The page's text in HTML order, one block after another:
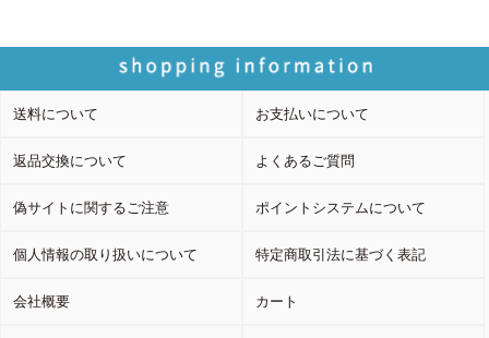
送料について お支払いについて
返品交換について よくあるご質問
偽サイトに関するご注意 ポイントシステムについて
個人情報の取り扱いについて 特定商取引法に基づく表記
会社概要 カート